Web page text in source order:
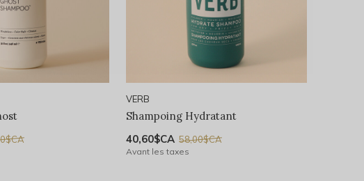
VERB
Shampoing Hydratant
40,60$CA 58,00$CA
Avant les taxes